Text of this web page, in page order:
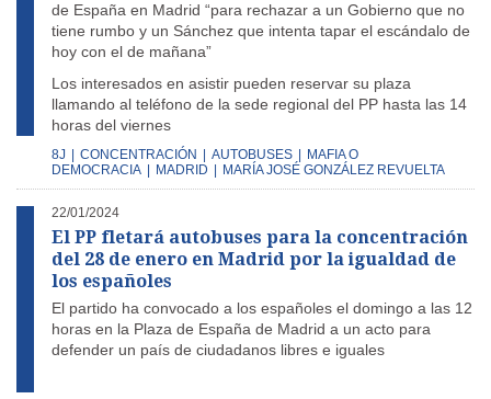
de España en Madrid “para rechazar a un Gobierno que no
tiene rumbo y un Sánchez que intenta tapar el escándalo de
hoy con el de mañana”
Los interesados en asistir pueden reservar su plaza
llamando al teléfono de la sede regional del PP hasta las 14
horas del viernes
8J CONCENTRACIÓN AUTOBUSES
MAFIA O
DEMOCRACIA
MADRID MARÍA JOSÉ GONZÁLEZ REVUELTA
22/01/2024
El PP fletará autobuses para la concentración
del 28 de enero en Madrid por la igualdad de
los españoles
El partido ha convocado a los españoles el domingo a las 12
horas en la Plaza de España de Madrid a un acto para
defender un país de ciudadanos libres e iguales